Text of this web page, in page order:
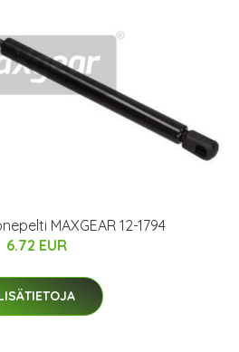
MAXGEAR 12-1794
6.72 EUR